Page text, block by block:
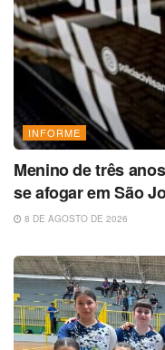
INFORME
Menino de três
se afogar em São
8 DE AGOSTO DE 2026